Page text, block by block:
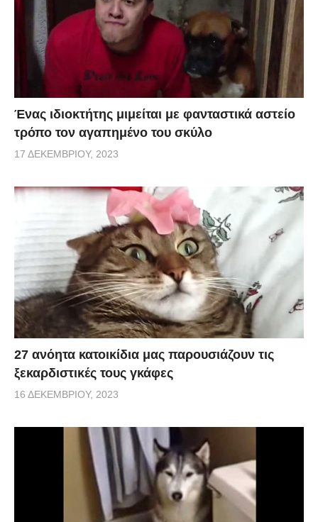
Ένας ιδιοκτήτης μιμείται με φανταστικά αστείο
τρόπο τον αγαπημένο του σκύλο
17 ΔΕΚΕΜΒΡΊΟΥ, 2023
27 ανόητα κατοικίδια μας παρουσιάζουν τις
ξεκαρδιστικές τους γκάφες
16 ΔΕΚΕΜΒΡΊΟΥ, 2023